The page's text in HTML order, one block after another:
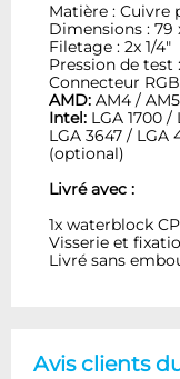
Matière : Cuivre
Dimensions : 79
Filetage : 2x 1/4"
Pression de test
Connecteur
AMD: AM4 /
Intel: LGA 1700 /
LGA 3647 / LGA
(optional)
Livré avec :
1x waterblock
Visserie et
Livré sans
Avis clients